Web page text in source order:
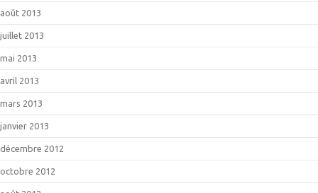
août 2013
juillet 2013
mai 2013
avril 2013
mars 2013
janvier 2013
décembre 2012
octobre 2012